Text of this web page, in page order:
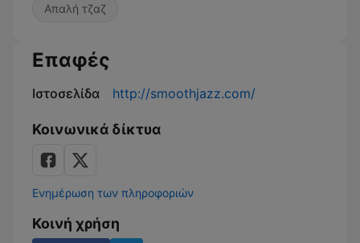
Απαλή τζαζ
Επαφές
Ιστοσελίδα http://smoothjazz.com/
Κοινωνικά δίκτυα
Ενημέρωση των πληροφοριών
Κοινή χρήση